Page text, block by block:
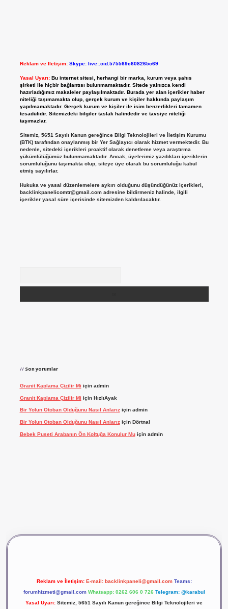
Reklam ve İletişim: Skype: live:.cid.575569c608265c69
Yasal Uyarı: Bu internet sitesi, herhangi bir marka, kurum veya şahıs
şirketi ile hiçbir bağlantısı bulunmamaktadır. Sitede yalnızca kendi
hazırladığımız makaleler paylaşılmaktadır. Burada yer alan içerikler haber
niteliği taşımamakta olup, gerçek kurum ve kişiler hakkında paylaşım
yapılmamaktadır. Gerçek kurum ve kişiler ile isim benzerlikleri tamamen
tesadüfidir. Sitemizdeki bilgiler taslak halindedir ve tavsiye niteliği
taşımazlar.
Sitemiz, 5651 Sayılı Kanun gereğince Bilgi Teknolojileri ve İletişim Kurumu
(BTK) tarafından onaylanmış bir Yer Sağlayıcı olarak hizmet vermektedir. Bu
nedenle, sitedeki içerikleri proaktif olarak denetleme veya araştırma
yükümlülüğümüz bulunmamaktadır. Ancak, üyelerimiz yazdıkları içeriklerin
sorumluluğunu taşımakta olup, siteye üye olarak bu sorumluluğu kabul
etmiş sayılırlar.
Hukuka ve yasal düzenlemelere aykırı olduğunu düşündüğünüz içerikleri,
backlinkpanelicomtr@gmail.comadresine bildirmeniz halinde, ilgili
içerikler yasal süre içerisinde sitemizden kaldırılacaktır.
Son yorumlar
Granit Kaplama Çizilir Mi için admin
Granit Kaplama Çizilir Mi için HızlıAyak
Bir Yolun Otoban Olduğunu Nasıl Anlarıziçin admin
Bir Yolun Otoban Olduğunu Nasıl Anlarıziçin Dörtnal
Bebek Puseti Arabanın Ön Koltuğa Konulur Muiçin admin
Reklam ve İletişim: E-mail: backlinkpaneli@gmail.com Teams:
forumhizmeti@gmail.com Whatsapp: 0262 606 0 726 Telegram: @karabul
Yasal Uyarı: Sitemiz, 5651 Sayılı Kanun gereğince Bilgi Teknolojileri ve